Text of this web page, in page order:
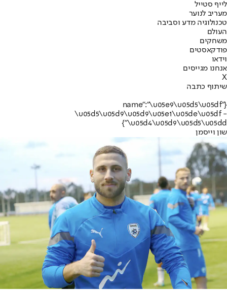
לייף סטייל
מעריב לנוער
טכנולוגיה מדע וסביבה
העולם
משחקים
פודקאסטים
וידאו
אנחנו מגייסים
X
שיתוף כתבה
{"name":"\u05e9\u05d5\u05df
\u05d5\u05d9\u05d9\u05e1\u05de\u05df -
\u05d4\u05d9\u05d5\u05dd"}
שון וייסמן